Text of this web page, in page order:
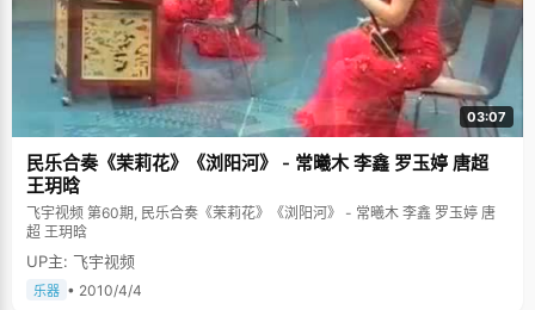
03:07
民乐合奏《茉莉花》《浏阳河》 - 常曦木 李鑫 罗玉婷 唐超
王玥晗
飞宇视频 第60期, 民乐合奏《茉莉花》《浏阳河》 - 常曦木 李鑫 罗玉婷 唐
超 王玥晗
UP主: 飞宇视频
乐器 • 2010/4/4